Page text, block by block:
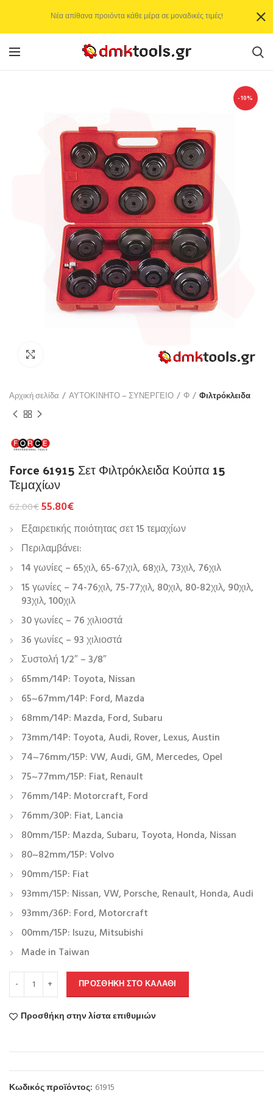
-10%
Αρχική σελίδα ΑΥΤΟΚΙΝΗΤΟ – ΣΥΝΕΡΓΕΙΟ Φ Φιλτρόκλειδα
Force 61915 Σετ Φιλτρόκλειδα Κούπα 15
Τεμαχίων
62.00€55.80€
Εξαιρετικής ποιότητας σετ 15 τεμαχίων
Περιλαμβάνει:
14 γωνίες – 65χιλ, 65-67χιλ, 68χιλ, 73χιλ, 76χιλ
15 γωνίες – 74-76χιλ, 75-77χιλ, 80χιλ, 80-82χιλ, 90χιλ,
93χιλ, 100χιλ
30 γωνίες – 76 χιλιοστά
36 γωνίες – 93 χιλιοστά
Συστολή 1/2″ – 3/8″
65mm/14P: Toyota, Nissan
65~67mm/14P: Ford, Mazda
68mm/14P: Mazda, Ford, Subaru
73mm/14P: Toyota, Audi, Rover, Lexus, Austin
74~76mm/15P: VW, Audi, GM, Mercedes, Opel
75~77mm/15P: Fiat, Renault
76mm/14P: Motorcraft, Ford
76mm/30P: Fiat, Lancia
80mm/15P: Mazda, Subaru, Toyota, Honda, Nissan
80~82mm/15P: Volvo
90mm/15P: Fiat
93mm/15P: Nissan, VW, Porsche, Renault, Honda, Audi
93mm/36P: Ford, Motorcraft
00mm/15P: Isuzu, Mitsubishi
Made in Taiwan
ΠΡΟΣΘΉΚΗ ΣΤΟ ΚΑΛΆΘΙ
Προσθήκη στην λίστα επιθυμιών
Κωδικός προϊόντος: 61915
Νέα απίθανα προιόντα κάθε μέρα σε μοναδικές τιμές!